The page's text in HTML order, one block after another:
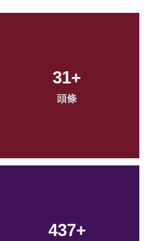
31+
頭條
437+